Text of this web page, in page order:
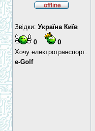
Звідки: Україна Київ
0
0
Хочу електротранспорт:
e-Golf